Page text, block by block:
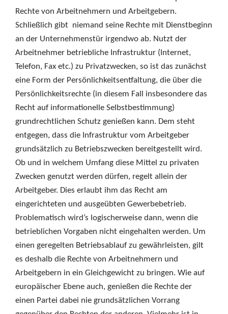
Rechte von Arbeitnehmern und Arbeitgebern.
Schließlich gibt niemand seine Rechte mit Dienstbeginn
an der Unternehmenstür irgendwo ab. Nutzt der
Arbeitnehmer betriebliche Infrastruktur (Internet,
Telefon, Fax etc.) zu Privatzwecken, so ist das zunächst
eine Form der Persönlichkeitsentfaltung, die über die
Persönlichkeitsrechte (in diesem Fall insbesondere das
Recht auf informationelle Selbstbestimmung)
grundrechtlichen Schutz genießen kann. Dem steht
entgegen, dass die Infrastruktur vom Arbeitgeber
grundsätzlich zu Betriebszwecken bereitgestellt wird.
Ob und in welchem Umfang diese Mittel zu privaten
Zwecken genutzt werden dürfen, regelt allein der
Arbeitgeber. Dies erlaubt ihm das Recht am
eingerichteten und ausgeübten Gewerbebetrieb.
Problematisch wird’s logischerweise dann, wenn die
betrieblichen Vorgaben nicht eingehalten werden. Um
einen geregelten Betriebsablauf zu gewährleisten, gilt
es deshalb die Rechte von Arbeitnehmern und
Arbeitgebern in ein Gleichgewicht zu bringen. Wie auf
europäischer Ebene auch, genießen die Rechte der
einen Partei dabei nie grundsätzlichen Vorrang